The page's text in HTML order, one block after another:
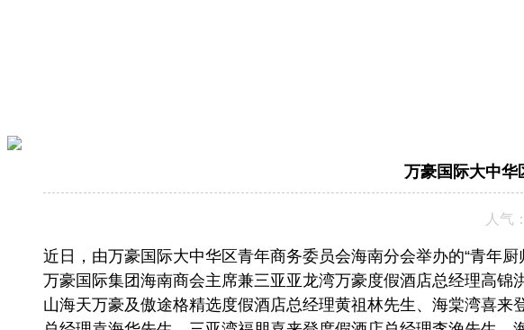
万豪国际大中华
人气
近日，由万豪国际大中华区青年商务委员会海南分会举办的“青年
万豪国际集团海南商会主席兼三亚亚龙湾万豪度假酒店总经理高锦
山海天万豪及傲途格精选度假酒店总经理黄祖林先生、海棠湾喜